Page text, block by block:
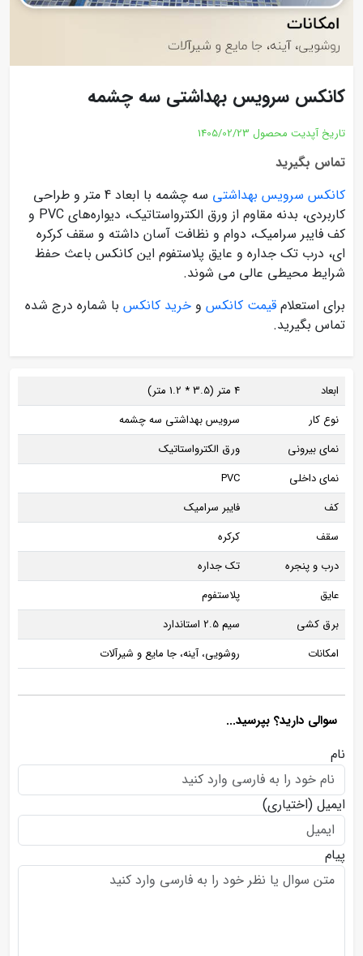
کانکس سرویس بهداشتی سه چشمه
تاریخ آپدیت محصول 1405/02/23
تماس بگیرید
کانکس سرویس بهداشتی
سه چشمه با ابعاد 4 متر و طراحی
کاربردی، بدنه مقاوم از ورق الکترواستاتیک، دیواره‌های PVC و
کف فایبر سرامیک، دوام و نظافت آسان داشته و سقف کرکره
ای، درب تک جداره و عایق پلاستفوم این کانکس باعث حفظ
شرایط محیطی عالی می‌ شوند.
برای استعلام قیمت کانکس و خرید کانکس با شماره درج شده
تماس بگیرید.
ابعاد
4 متر (3.5 * 1.2 متر)
نوع کار
سرویس بهداشتی سه چشمه
نمای بیرونی
ورق الکترواستاتیک
نمای داخلی
PVC
کف
فایبر سرامیک
سقف
کرکره‌
درب و پنجره
تک‌ جداره
عایق
پلاستفوم
برق‌ کشی
سیم 2.5 استاندارد
امکانات
روشویی، آینه، جا مایع و شیرآلات
سوالی دارید؟ بپرسید...
نام
ایمیل (اختیاری)
پیام